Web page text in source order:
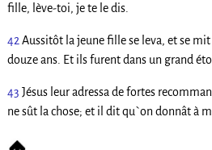
fille, lève-toi, je te le dis.
42 Aussitôt la jeune fille se leva, et se
douze ans. Et ils furent dans un grand
43 Jésus leur adressa de fortes
ne sût la chose; et il dit qu`on donnât à